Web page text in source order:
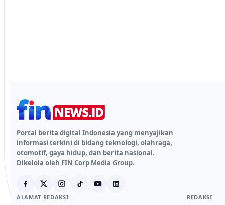
Portal berita digital Indonesia yang menyajikan
informasi terkini di bidang teknologi, olahraga,
otomotif, gaya hidup, dan berita nasional.
Dikelola oleh FIN Corp Media Group.
ALAMAT REDAKSI REDAKSI